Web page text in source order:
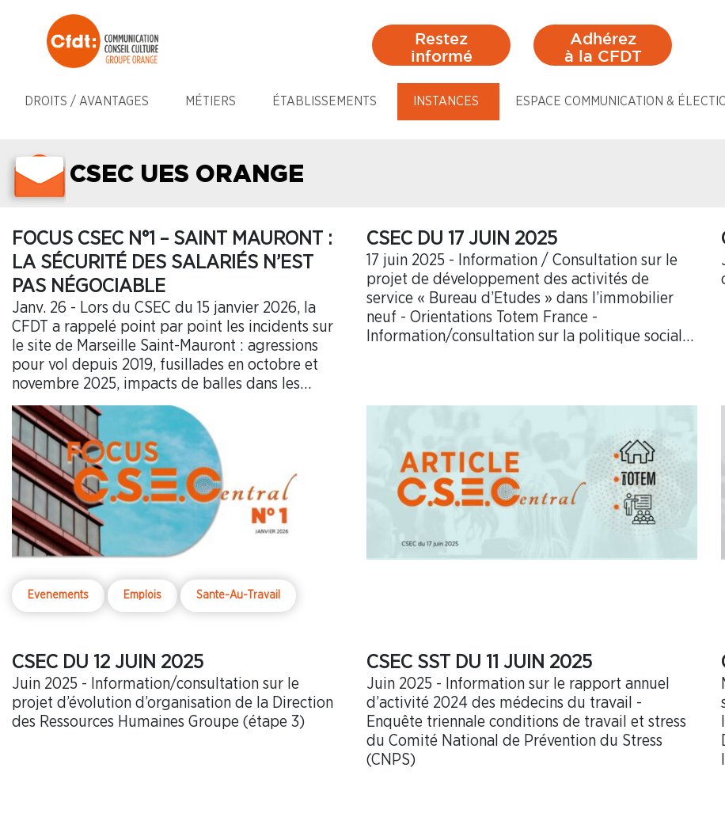
Restez
informé
Adhérez
à la CFDT
DROITS / AVANTAGES MÉTIERS ÉTABLISSEMENTS INSTANCES ESPACE COMMUNICATION &
CSEC UES ORANGE
FOCUS CSEC N°1 – SAINT MAURONT :
LA SÉCURITÉ DES SALARIÉS N’EST
PAS NÉGOCIABLE
Janv. 26 - Lors du CSEC du 15 janvier 2026, la
CFDT a rappelé point par point les incidents sur
le site de Marseille Saint-Mauront : agressions
pour vol depuis 2019, fusillades en octobre et
novembre 2025, impacts de balles dans les
bâtiments début janvier 2026.
Evenements Emplois Sante-Au-Travail
CSEC DU 17 JUIN 2025
17 juin 2025 - Information / Consultation sur le
projet de développement des activités de
service « Bureau d’Etudes » dans l’immobilier
neuf - Orientations Totem France -
Information/consultation sur la politique sociale,
CSEC DU 12 JUIN 2025
Juin 2025 - Information/consultation sur le
projet d’évolution d’organisation de la Direction
des Ressources Humaines Groupe (étape 3)
CSEC SST DU 11 JUIN 2025
Juin 2025 - Information sur le rapport annuel
d’activité 2024 des médecins du travail -
Enquête triennale conditions de travail et stress
du Comité National de Prévention du Stress
(CNPS)